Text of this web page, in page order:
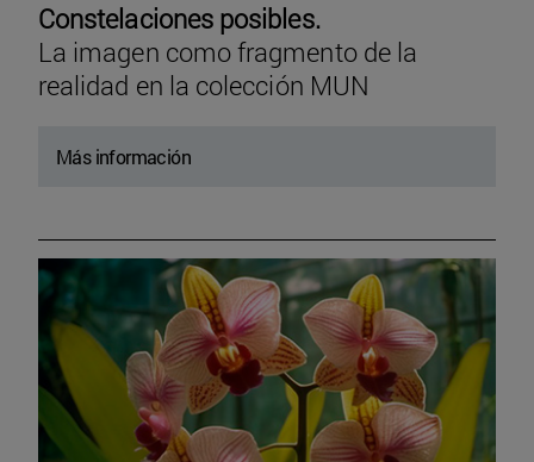
Constelaciones posibles.
La imagen como fragmento de la
realidad en la colección MUN
Más información